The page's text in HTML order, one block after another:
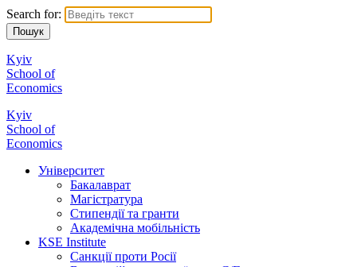
Search for:
Kyiv
School of
Economics
Kyiv
School of
Economics
Університет
Бакалаврат
Магістратура
Стипендії та гранти
Академічна мобільність
KSE Institute
Санкції проти Росії